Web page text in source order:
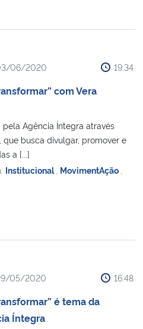
06/2020 19:34
com Vera
Agência Íntegra através
busca divulgar, promover e
a [...]
Institucional MovimentAção
05/2020 16:48
é tema da
Íntegra